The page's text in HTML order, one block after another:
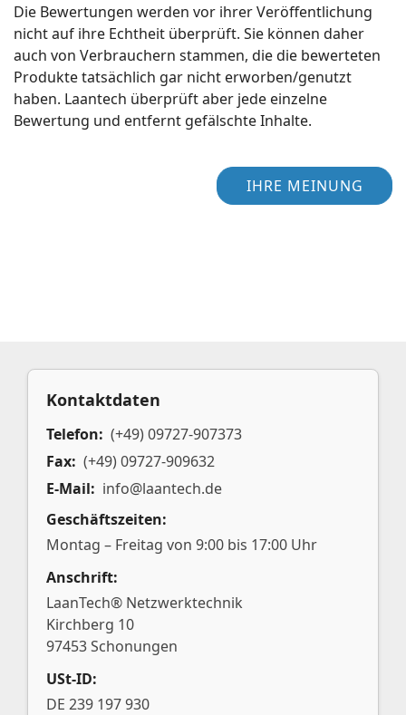
Die Bewertungen werden vor ihrer Veröffentlichung
nicht auf ihre Echtheit überprüft. Sie können daher
auch von Verbrauchern stammen, die die bewerteten
Produkte tatsächlich gar nicht erworben/genutzt
haben. Laantech überprüft aber jede einzelne
Bewertung und entfernt gefälschte Inhalte.
IHRE MEINUNG
Kontaktdaten
Telefon: (+49) 09727-907373
Fax: (+49) 09727-909632
E-Mail: info@laantech.de
Geschäftszeiten:
Montag – Freitag von 9:00 bis 17:00 Uhr
Anschrift:
LaanTech® Netzwerktechnik
Kirchberg 10
97453 Schonungen
USt-ID:
DE 239 197 930